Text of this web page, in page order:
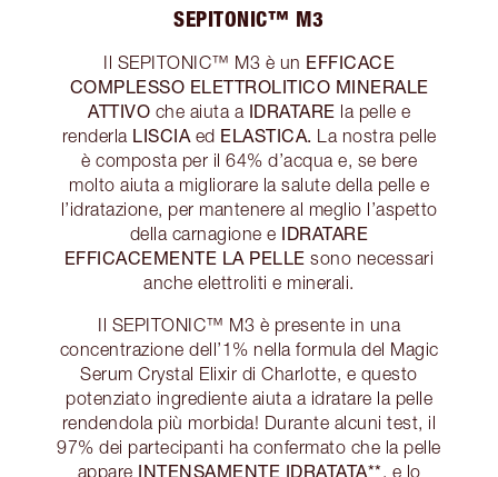
SEPITONIC™ M3
Il SEPITONIC™ M3 è un EFFICACE
COMPLESSO ELETTROLITICO MINERALE
ATTIVO che aiuta a IDRATARE la pelle e
renderla LISCIA ed ELASTICA. La nostra pelle
è composta per il 64% d’acqua e, se bere
molto aiuta a migliorare la salute della pelle e
l’idratazione, per mantenere al meglio l’aspetto
della carnagione e IDRATARE
EFFICACEMENTE LA PELLE sono necessari
anche elettroliti e minerali.
Il SEPITONIC™ M3 è presente in una
concentrazione dell’1% nella formula del Magic
Serum Crystal Elixir di Charlotte, e questo
potenziato ingrediente aiuta a idratare la pelle
rendendola più morbida! Durante alcuni test, il
97% dei partecipanti ha confermato che la pelle
appare INTENSAMENTE IDRATATA**, e lo